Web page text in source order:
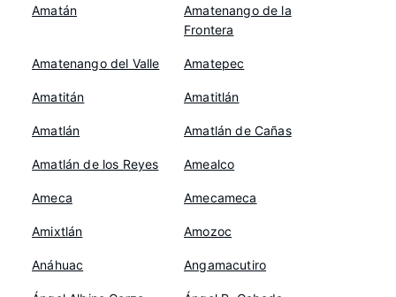
Amatán
Amatenango de la
Frontera
Amatenango del Valle Amatepec
Amatitán Amatitlán
Amatlán Amatlán de Cañas
Amatlán de los Reyes Amealco
Ameca Amecameca
Amixtlán Amozoc
Anáhuac Angamacutiro